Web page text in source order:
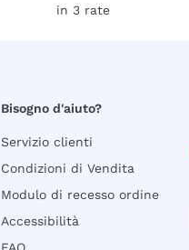
in 3 rate
Bisogno d'aiuto?
Servizio clienti
Condizioni di Vendita
Modulo di recesso ordine
Accessibilità